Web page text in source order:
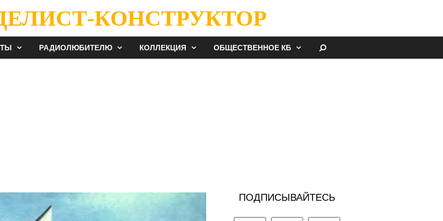
КОНСТРУКТОР
РАДИОЛЮБИТЕЛЮ КОЛЛЕКЦИЯ ОБЩЕСТВЕННОЕ КБ
ПОДПИСЫВАЙТЕСЬ